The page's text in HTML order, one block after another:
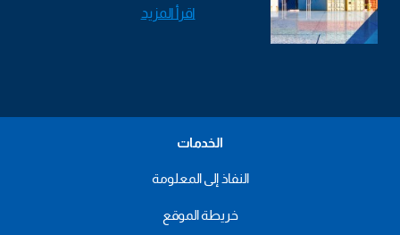
اقرأ المزيد
الخدمات
النفاذ إلى المعلومة
خريطة الموقع